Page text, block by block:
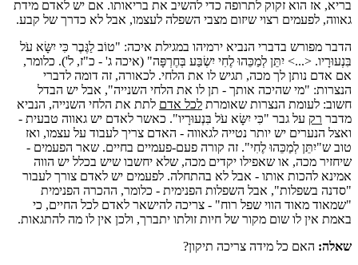
בריא, אז הוא זקוק לתרופה כדי להשיב את בריאותו. אם יש לאדם מידת
גאווה, לפעמים רצוי שיזום מצבי השפלה לעצמו, אבל לא כדרך של קבע.
הדבר מפורש בדברי הנביא ירמיהו במגילת איכה: "טוֹב לַגֶּבֶר כִּי יִשָּׂא עֹל
בִּנְעוּרָיו. <...> יִתֵּן לְמַכֵּהוּ לֶחִי יִשְׂבַּע בְּחֶרְפָּה" (איכה ג' - כ"ז, ל'). כלומר,
אם אדם נותן לך מכה, תגיש לו את הלחי. לכאורה, זה דומה לדברי
הנצרות: "מי שהיכה אותך - תן לו את הלחי השנייה", אבל יש הבדל
חשוב: לעומת הנצרות שאומרת לכל אדם לתת את הלחי השנייה, הנביא
מדבר רק על גבר "כִּי יִשָּׂא עֹל בִּנְעוּרָיו". כאשר לאדם יש גאווה טבעית -
ואצל הנערים יש יותר נטייה לגאווה - האדם צריך לעבוד על עצמו, ואז
טוב ש"יִתֵּן לְמַכֵּהוּ לֶחִי". זה קורה פעם-פעמיים בחיים. שאר הפעמים -
שיחזיר מכה, או שאפילו יקדים מכה, שלא יחשבו שיש בכלל יש הווה
אמינא להכות אותו - אבל לא בהתחלה. לפעמים יש לאדם צורך לעבור
"סדנה בשפלות", אבל השפלות הפנימית - כלומר, ההכרה הפנימית
"שמאוד מאוד הווי שפל רוח" - צריכה להישאר לאדם לכל החיים, כי
באמת אין לו שום מקור של חיות זולתו יתברך, ולכן אין לו מה להתגאות.
שאלה: האם כל מידה צריכה תיקון?